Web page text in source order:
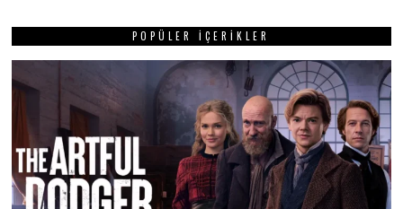
POPÜLER İÇERIKLER